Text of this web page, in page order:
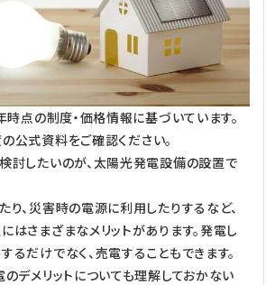
点の制度・価格情報に基づいています。
公式資料をご確認ください。
討したいのが、太陽光発電設備の設置で
り、災害時の電源に利用したりするなど、
はさまざまなメリットがあります。発電し
るだけでなく、売電することもできます。
のデメリットについても理解しておかない